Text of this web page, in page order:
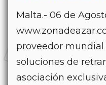
Malta.- 06 de
proveedor
soluciones de
asociación